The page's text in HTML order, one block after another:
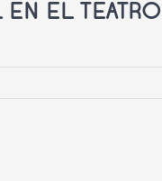
EL TEATRO